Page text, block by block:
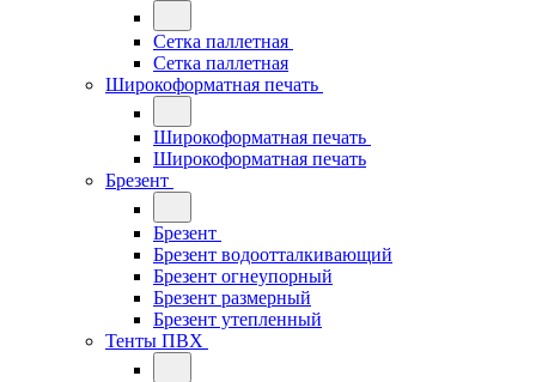
Сетка паллетная
Сетка паллетная
Широкоформатная печать
Широкоформатная печать
Широкоформатная печать
Брезент
Брезент
Брезент водоотталкивающий
Брезент огнеупорный
Брезент размерный
Брезент утепленный
Тенты ПВХ